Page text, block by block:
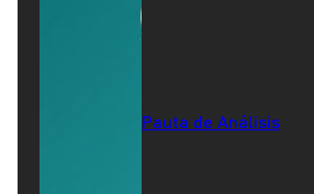
Pauta de Análisis